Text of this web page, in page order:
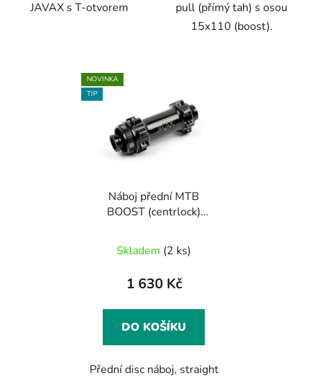
JAVAX s T-otvorem
pull (přímý tah) s osou
15x110 (boost).
NOVINKA
TIP
Náboj přední MTB
BOOST (centrlock)
15x110mm, černý,
Javax logo
Skladem (2 ks)
1 630 Kč
DO KOŠÍKU
Přední disc náboj, straight